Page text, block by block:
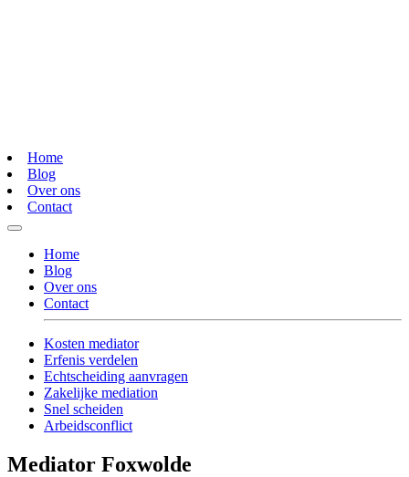
Home
Blog
Over ons
Contact
Home
Blog
Over ons
Contact
Kosten mediator
Erfenis verdelen
Echtscheiding aanvragen
Zakelijke mediation
Snel scheiden
Arbeidsconflict
Mediator Foxwolde